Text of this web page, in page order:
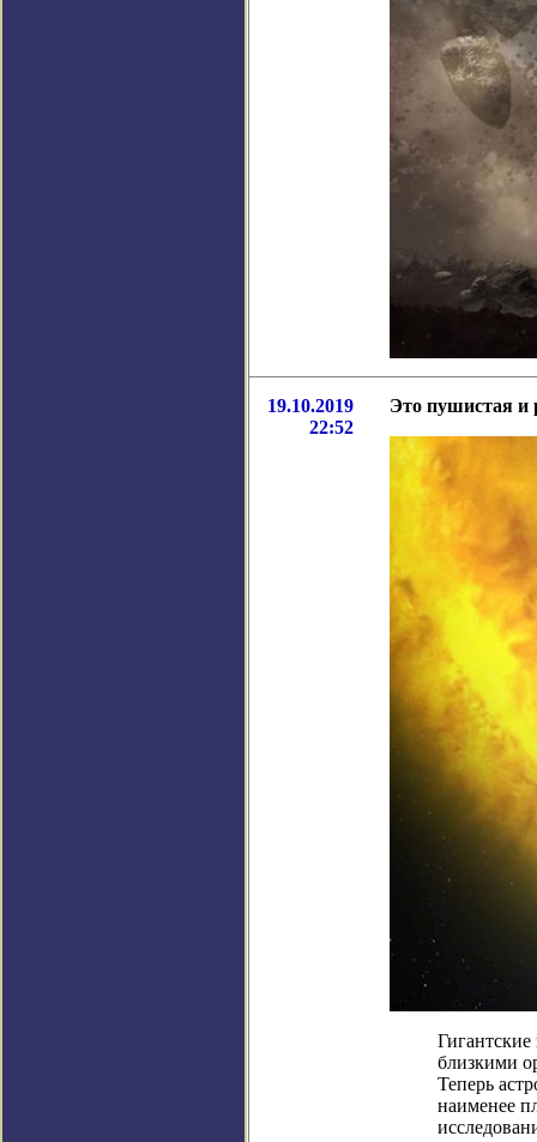
19.10.2019
22:52
Это пушистая и
близкими
Теперь
наименее